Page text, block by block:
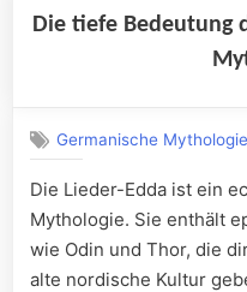
Die tiefe Bedeutung
Germanische Mythologie
Die Lieder-Edda ist ein
Mythologie. Sie enthält
wie Odin und Thor, die
alte nordische Kultur